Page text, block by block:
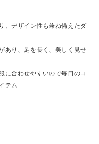
、デザイン性も兼ね備えたダ
あり、足を長く、美しく見せ
に合わせやすいので毎日のコ
テム